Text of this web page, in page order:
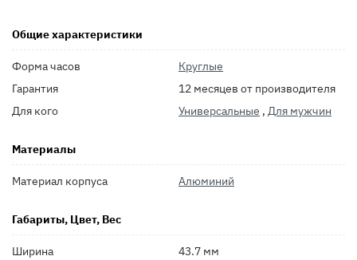
Общие характеристики
Форма часов
Круглые
Гарантия
12 месяцев от производителя
Для кого
Универсальные , Для мужчин
Материалы
Материал корпуса Алюминий
Габариты, Цвет, Вес
Ширина
43.7 мм